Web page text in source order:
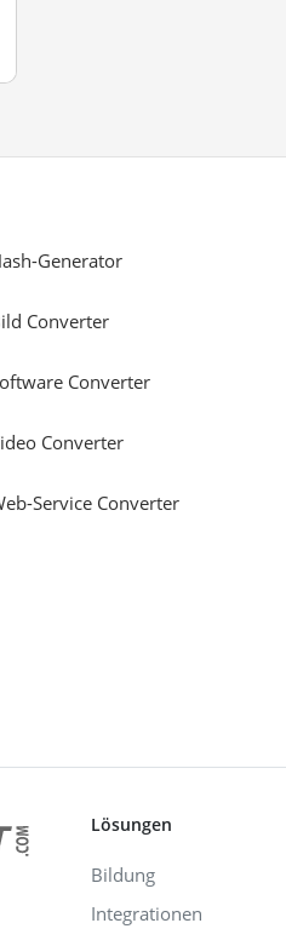
Generator
Converter
Converter
Converter
Service Converter
Lösungen
Bildung
Integrationen